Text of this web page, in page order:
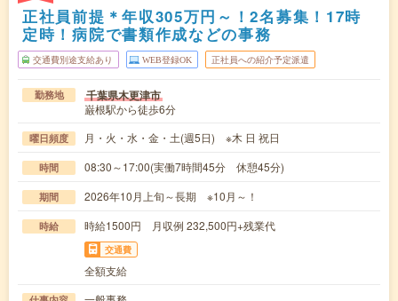
正社員前提＊年収305万円～！2名募集！17時
定時！病院で書類作成などの事務
交通費別途支給あり WEB登録OK 正社員への紹介予定派遣
勤務地 千葉県木更津市
巌根駅から徒歩6分
曜日頻度 月・火・水・金・土(週5日) ※木 日 祝日
時間 08:30～17:00(実働7時間45分 休憩45分)
期間 2026年10月上旬～長期 ※10月～！
時給 時給1500円 月収例 232,500円+残業代
交通費
全額支給